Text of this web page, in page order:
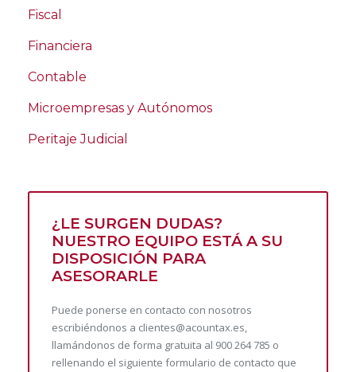
Fiscal
Financiera
Contable
Microempresas y Autónomos
Peritaje Judicial
¿LE SURGEN DUDAS?
NUESTRO EQUIPO ESTÁ A SU
DISPOSICIÓN PARA
ASESORARLE
Puede ponerse en contacto con nosotros
escribiéndonos a clientes@acountax.es,
llamándonos de forma gratuita al 900 264 785 o
rellenando el siguiente formulario de contacto que